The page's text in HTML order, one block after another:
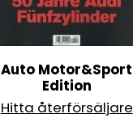
Auto Motor&Sport
Edition
Hitta återförsäljare